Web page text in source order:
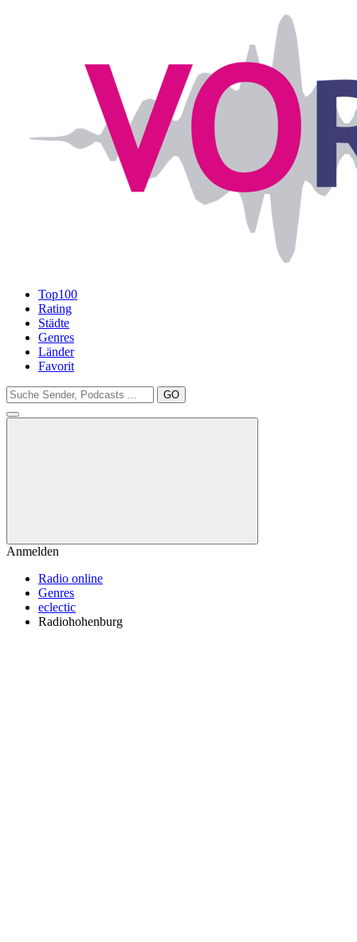
Top100
Rating
Städte
Genres
Länder
Favorit
GO
Anmelden
Radio online
Genres
eclectic
Radiohohenburg